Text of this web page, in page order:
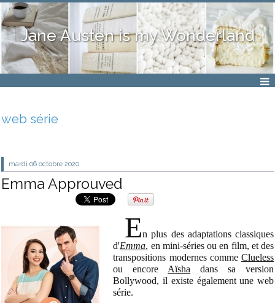
Jane Austen is my Wonderland
web série
mardi 06 octobre 2020
Emma Approuved
En plus des adaptations classiques
d'Emma, en mini-séries ou en film, et des
transpositions modernes comme Clueless
ou encore Aïsha dans sa version
Bollywood, il existe également une web
série.